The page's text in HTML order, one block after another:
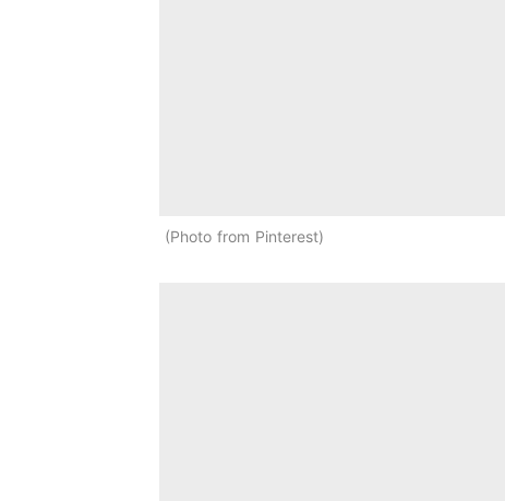
Photo from Pinterest